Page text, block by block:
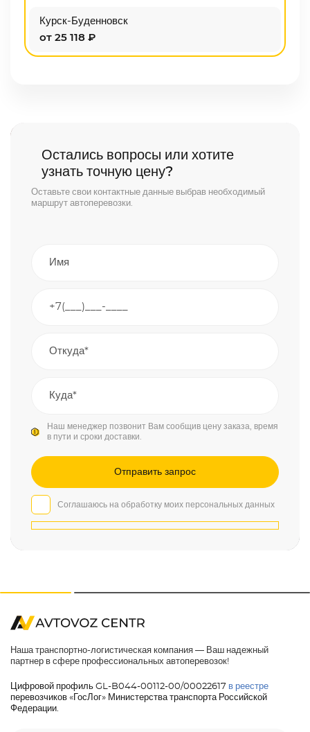
Курск-Буденновск
от 25 118 ₽
Остались вопросы или хотите
узнать точную цену?
Оставьте свои контактные данные выбрав необходимый
маршрут автоперевозки.
Наш менеджер позвонит Вам сообщив цену заказа, время
в пути и сроки доставки.
Соглашаюсь на обработку моих персональных данных
Наша транспортно-логистическая компания — Ваш надежный
партнер в сфере профессиональных автоперевозок!
Цифровой профиль GL-B044-00112-00/00022617 в реестре
перевозчиков «ГосЛог» Министерства транспорта Российской
Федерации.